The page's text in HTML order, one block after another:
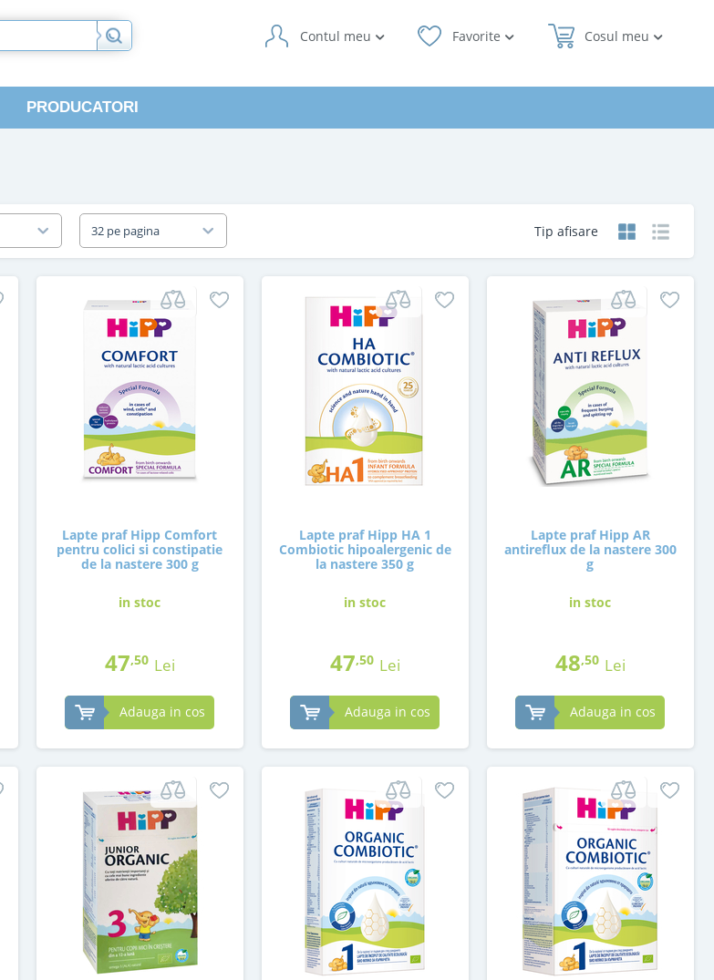
Cosul meu
Favorite
Contul meu
PRODUCATORI
Tip afisare
32 pe pagina
Lapte praf Hipp Comfort
pentru colici si constipatie
de la nastere 300 g
in stoc
47,50 Lei
Adauga in cos
Lapte praf Hipp HA 1
Combiotic hipoalergenic de
la nastere 350 g
in stoc
47,50 Lei
Adauga in cos
Lapte praf Hipp AR
antireflux de la nastere 300
g
in stoc
48,50 Lei
Adauga in cos